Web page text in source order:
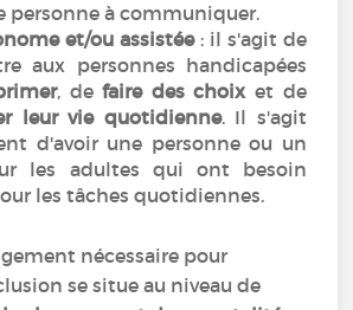
personne à communiquer.
et/ou assistée: il s'agit de
aux personnes handicapées
, defaire des choixet de
leur vie quotidienne. Il s'agit
d'avoir une personne ou un
les adultes qui ont besoin
les tâches quotidiennes.
nécessaire pour
se situe au niveau de